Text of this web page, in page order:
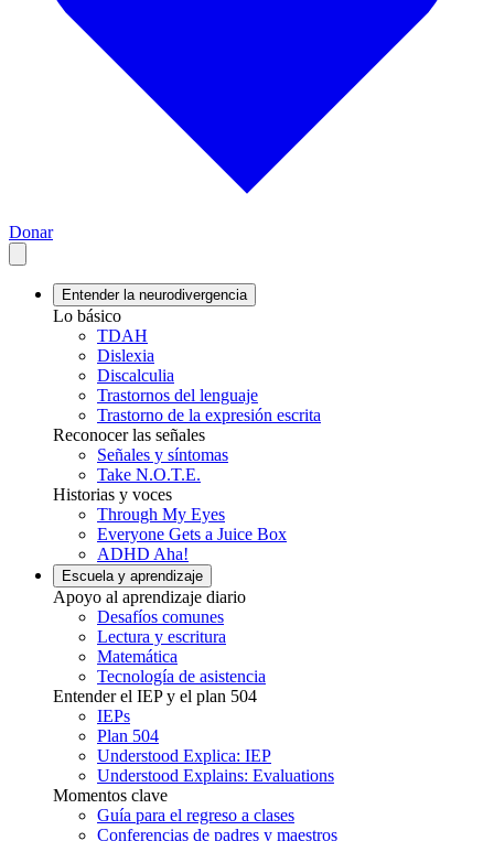
Donar
Entender la neurodivergencia
Lo básico
TDAH
Dislexia
Discalculia
Trastornos del lenguaje
Trastorno de la expresión escrita
Reconocer las señales
Señales y síntomas
Take N.O.T.E.
Historias y voces
Through My Eyes
Everyone Gets a Juice Box
ADHD Aha!
Escuela y aprendizaje
Apoyo al aprendizaje diario
Desafíos comunes
Lectura y escritura
Matemática
Tecnología de asistencia
Entender el IEP y el plan 504
IEPs
Plan 504
Understood Explica: IEP
Understood Explains: Evaluations
Momentos clave
Guía para el regreso a clases
Conferencias de padres y maestros